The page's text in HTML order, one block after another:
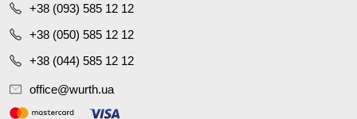
+38 (093) 585 12 12
+38 (050) 585 12 12
+38 (044) 585 12 12
office@wurth.ua